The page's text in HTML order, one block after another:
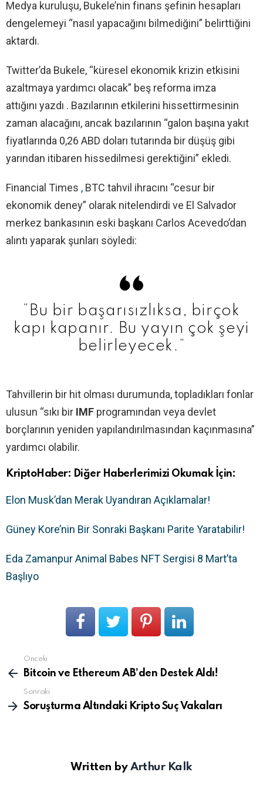
Medya kuruluşu, Bukele’nin finans şefinin hesapları
dengelemeyi “nasıl yapacağını bilmediğini” belirttiğini
aktardı.
Twitter’da Bukele, “küresel ekonomik krizin etkisini
azaltmaya yardımcı olacak” beş reforma imza
attığını yazdı . Bazılarının etkilerini hissettirmesinin
zaman alacağını, ancak bazılarının “galon başına yakıt
fiyatlarında 0,26 ABD doları tutarında bir düşüş gibi
yarından itibaren hissedilmesi gerektiğini” ekledi.
Financial Times , BTC tahvil ihracını “cesur bir
ekonomik deney” olarak nitelendirdi ve El Salvador
merkez bankasının eski başkanı Carlos Acevedo’dan
alıntı yaparak şunları söyledi:
“Bu bir başarısızlıksa, birçok
kapı kapanır. Bu yayın çok şeyi
belirleyecek.”
Tahvillerin bir hit olması durumunda, topladıkları fonlar
ulusun “sıkı bir IMF programından veya devlet
borçlarının yeniden yapılandırılmasından kaçınmasına”
yardımcı olabilir.
KriptoHaber: Diğer Haberlerimizi Okumak İçin:
Elon Musk’dan Merak Uyandıran Açıklamalar!
Güney Kore’nin Bir Sonraki Başkanı Parite Yaratabilir!
Eda Zamanpur Animal Babes NFT Sergisi 8 Mart’ta
Başlıyo
Devamını
gör
Önceki
Bitcoin ve Ethereum AB’den Destek Aldı!
Sonraki
Soruşturma Altındaki Kripto Suç Vakaları
Written by Arthur Kalk